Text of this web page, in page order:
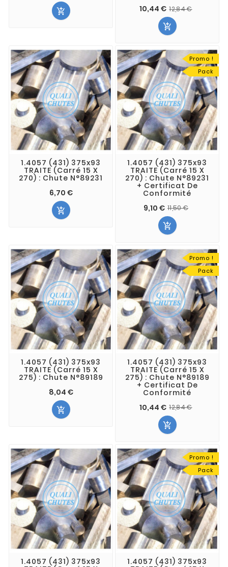

10,44 € 12,84 €

1.4057 (431) 375x93
TRAITE (Carré 15 X
270) : Chute N°89231
6,70 €

Promo !
Pack
1.4057 (431) 375x93
TRAITE (Carré 15 X
270) : Chute N°89231
+ Certificat De
Conformité
9,10 € 11,50 €

1.4057 (431) 375x93
TRAITE (Carré 15 X
275) : Chute N°89189
8,04 €

Promo !
Pack
1.4057 (431) 375x93
TRAITE (Carré 15 X
275) : Chute N°89189
+ Certificat De
Conformité
10,44 € 12,84 €

1.4057 (431) 375x93
Promo !
Pack
1.4057 (431) 375x93